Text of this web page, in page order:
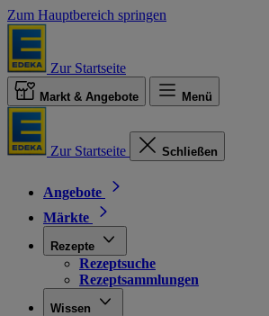
Zum Hauptbereich springen
Zur Startseite
Markt & Angebote Menü
Zur Startseite Schließen
Angebote
Märkte
Rezepte
Rezeptsuche
Rezeptsammlungen
Wissen